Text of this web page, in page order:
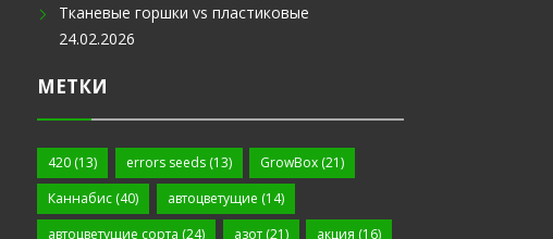
Тканевые горшки vs пластиковые
24.02.2026
МЕТКИ
420 (13) errors seeds(13) GrowBox (21)
Каннабис (40) автоцветущие (14)
автоцветущие сорта (24) азот(21) акция (16)